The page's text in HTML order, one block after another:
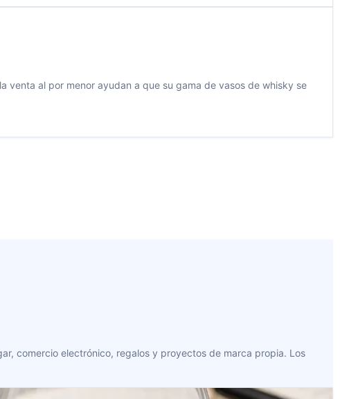
venta al por menor ayudan a que su gama de vasos de whisky se
comercio electrónico, regalos y proyectos de marca propia. Los